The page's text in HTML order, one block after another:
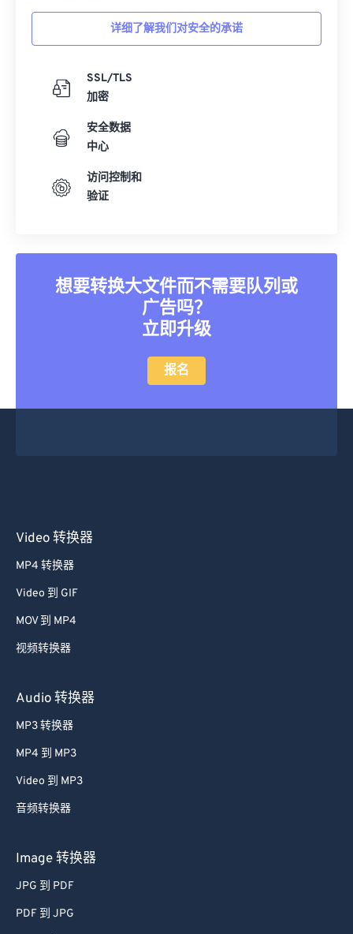
详细了解我们对安全的承诺
SSL/TLS
加密
安全数据
中心
访问控制和
验证
想要转换大文件而不需要队列或
广告吗？
立即升级
报名
Video 转换器
MP4 转换器
Video 到 GIF
MOV 到 MP4
视频转换器
Audio 转换器
MP3 转换器
MP4 到 MP3
Video 到 MP3
音频转换器
Image 转换器
JPG 到 PDF
PDF 到 JPG